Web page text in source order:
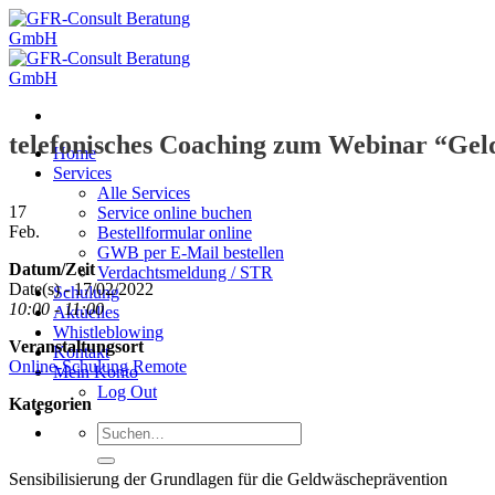
Zum
Inhalt
springen
Home
Services
Alle Services
Service online buchen
Bestellformular online
GWB per E-Mail bestellen
Verdachtsmeldung / STR
Schulung
Aktuelles
Whistleblowing
Kontakt
Mein Konto
Log Out
Suche
nach:
telefonisches Coaching zum Webinar
17
Feb.
Datum/Zeit
Date(s) - 17/02/2022
10:00 - 11:00
Veranstaltungsort
Online-Schulung Remote
Kategorien
Sensibilisierung der Grundlagen für die Geldwäscheprävention